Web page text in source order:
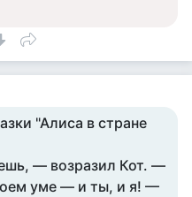
"Алиса в стране
— возразил Кот. —
уме — и ты, и я! —